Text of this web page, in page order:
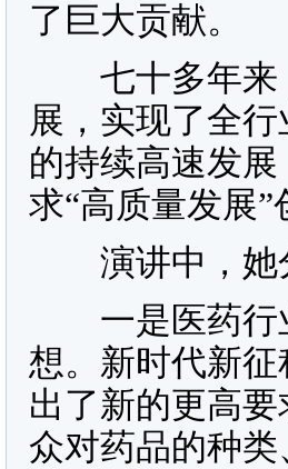
了巨大贡献。
七十多年来，
展，实现了全
的持续高速发
求“高质量发展
演讲中，她
一是医药行业
想。新时代新
出了新的更高
众对药品的种